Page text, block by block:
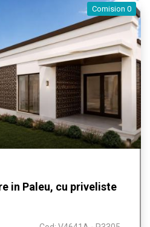
Comision 0
in Paleu, cu priveliste